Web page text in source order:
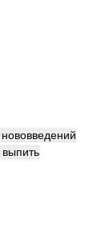
нововведений
выпить